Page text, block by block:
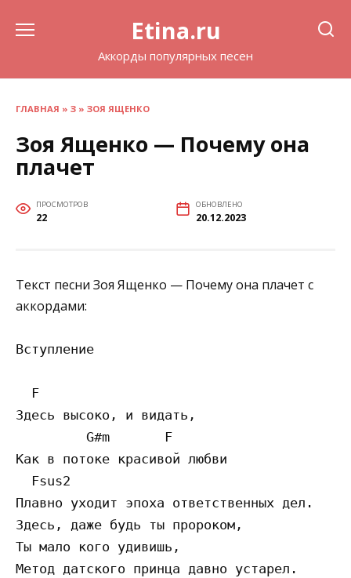
Etina.ru
Аккорды популярных песен
ГЛАВНАЯ » З » ЗОЯ ЯЩЕНКО
Зоя Ященко — Почему она
плачет
ПРОСМОТРОВ
22
ОБНОВЛЕНО
20.12.2023
Текст песни Зоя Ященко — Почему она плачет с
аккордами:
Вступление
  F
Здесь высоко, и видать,
         G#m       F
Как в потоке красивой любви
  Fsus2
Плавно уходит эпоха ответственных дел.
Здесь, даже будь ты пророком,
Ты мало кого удивишь,
Метод датского принца давно устарел.